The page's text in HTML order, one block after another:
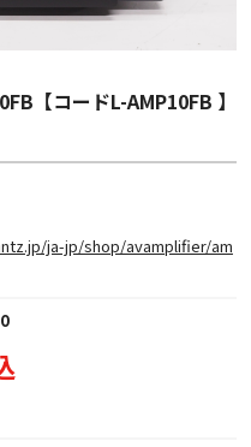
【コードL-AMP10FB 】
ja-jp/shop/avamplifier/am